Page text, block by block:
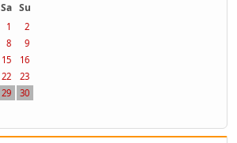
Sa Su
1
2
8
9
15
16
22
23
29
30